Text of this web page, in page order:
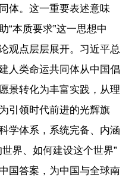
体。这一重要表述意味
“本质要求”这一思想中
观点层层展开。习近平总
人类命运共同体从中国倡
景转化为丰富实践，从理
引领时代前进的光辉旗
学体系，系统完备、内涵
界、如何建设这个世界”
国答案，为中国与全球南